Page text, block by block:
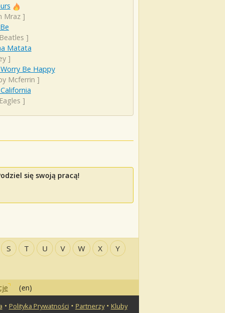
Mraz]
]
Matata
]
Be Happy
Mcferrin ]
]
się swoją pracą!
S T U V W X Y
(en)
• Polityka Prywatności • Partnerzy• Kluby